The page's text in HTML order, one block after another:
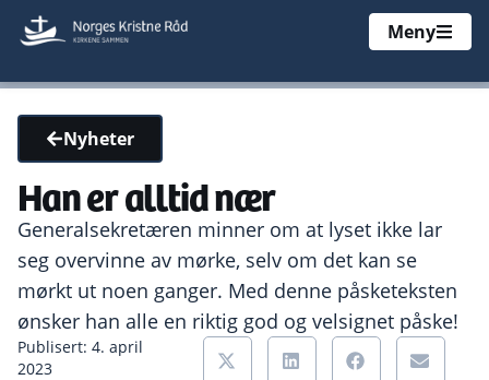
Meny
Nyheter
Han er alltid nær
Generalsekretæren minner om at lyset ikke lar
seg overvinne av mørke, selv om det kan se
mørkt ut noen ganger. Med denne påsketeksten
ønsker han alle en riktig god og velsignet påske!
Publisert: 4. april
2023